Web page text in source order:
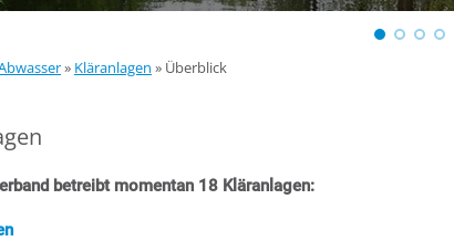
» Kläranlagen » Überblick
betreibt momentan 18 Kläranlagen: